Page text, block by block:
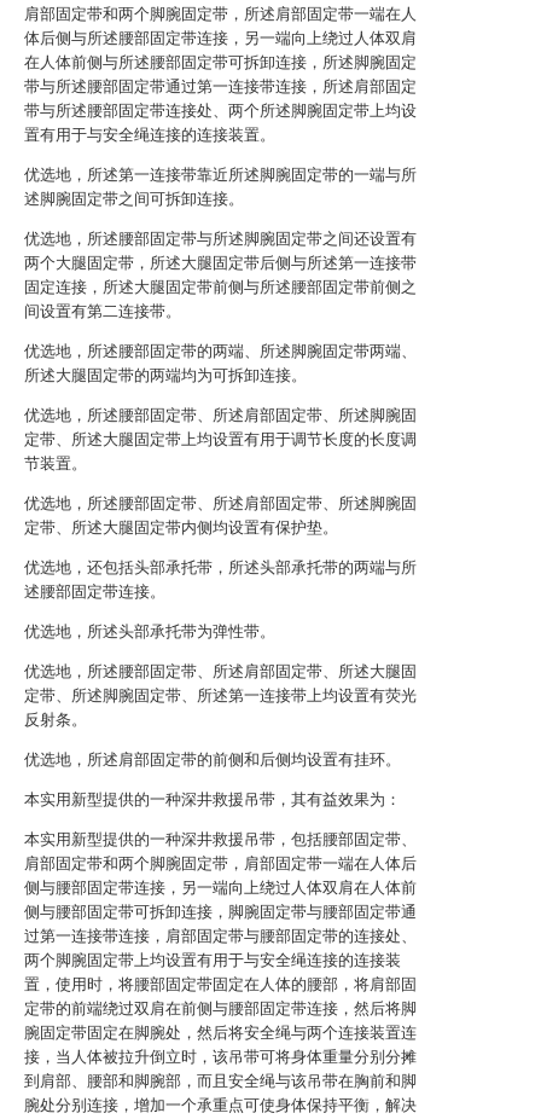
肩部固定带和两个脚腕固定带，所述肩部固定带一端在人
体后侧与所述腰部固定带连接，另一端向上绕过人体双肩
在人体前侧与所述腰部固定带可拆卸连接，所述脚腕固定
带与所述腰部固定带通过第一连接带连接，所述肩部固定
带与所述腰部固定带连接处、两个所述脚腕固定带上均设
置有用于与安全绳连接的连接装置。
优选地，所述第一连接带靠近所述脚腕固定带的一端与所
述脚腕固定带之间可拆卸连接。
优选地，所述腰部固定带与所述脚腕固定带之间还设置有
两个大腿固定带，所述大腿固定带后侧与所述第一连接带
固定连接，所述大腿固定带前侧与所述腰部固定带前侧之
间设置有第二连接带。
优选地，所述腰部固定带的两端、所述脚腕固定带两端、
所述大腿固定带的两端均为可拆卸连接。
优选地，所述腰部固定带、所述肩部固定带、所述脚腕固
定带、所述大腿固定带上均设置有用于调节长度的长度调
节装置。
优选地，所述腰部固定带、所述肩部固定带、所述脚腕固
定带、所述大腿固定带内侧均设置有保护垫。
优选地，还包括头部承托带，所述头部承托带的两端与所
述腰部固定带连接。
优选地，所述头部承托带为弹性带。
优选地，所述腰部固定带、所述肩部固定带、所述大腿固
定带、所述脚腕固定带、所述第一连接带上均设置有荧光
反射条。
优选地，所述肩部固定带的前侧和后侧均设置有挂环。
本实用新型提供的一种深井救援吊带，其有益效果为：
本实用新型提供的一种深井救援吊带，包括腰部固定带、
肩部固定带和两个脚腕固定带，肩部固定带一端在人体后
侧与腰部固定带连接，另一端向上绕过人体双肩在人体前
侧与腰部固定带可拆卸连接，脚腕固定带与腰部固定带通
过第一连接带连接，肩部固定带与腰部固定带的连接处、
两个脚腕固定带上均设置有用于与安全绳连接的连接装
置，使用时，将腰部固定带固定在人体的腰部，将肩部固
定带的前端绕过双肩在前侧与腰部固定带连接，然后将脚
腕固定带固定在脚腕处，然后将安全绳与两个连接装置连
接，当人体被拉升倒立时，该吊带可将身体重量分别分摊
到肩部、腰部和脚腕部，而且安全绳与该吊带在胸前和脚
腕处分别连接，增加一个承重点可使身体保持平衡，解决